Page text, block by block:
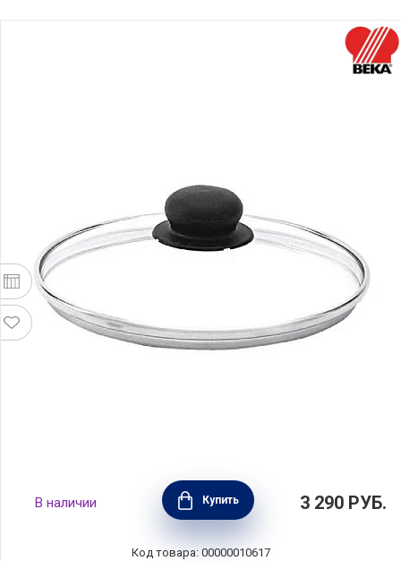
Крышка Chef 14 см стекло, BEKA, Бельгия,
12209154
В наличии Купить 3 290 РУБ.
Код товара: 00000010617